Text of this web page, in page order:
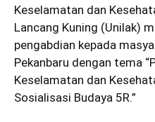
Keselamatan dan
Lancang Kuning (Unilak)
pengabdian kepada
Pekanbaru dengan tema
Keselamatan dan
Sosialisasi Budaya 5R.”